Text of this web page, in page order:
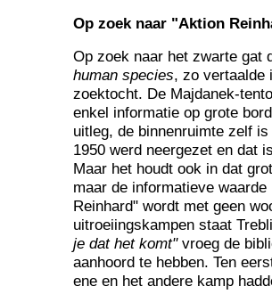
Op zoek naar "Aktion
Op zoek naar het zwarte gat
human species, zo vertaalde
zoektocht. De Majdanek-
enkel informatie op grote
uitleg, de binnenruimte zelf
1950 werd neergezet en dat
Maar het houdt ook in dat
maar de informatieve
Reinhard" wordt met geen
uitroeiingskampen staat
je dat het komt"vroeg de
aanhoord te hebben. Ten
ene en het andere kamp